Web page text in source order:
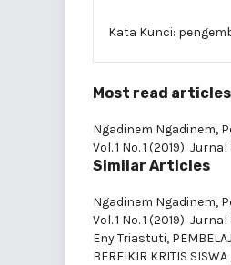
Kata Kunci:
Most read
Ngadinem Ngadinem,
Vol. 1 No. 1 (2019):
Similar Articles
Ngadinem Ngadinem,
Vol. 1 No. 1 (2019):
Eny Triastuti,
BERFIKIR KRITIS SISWA